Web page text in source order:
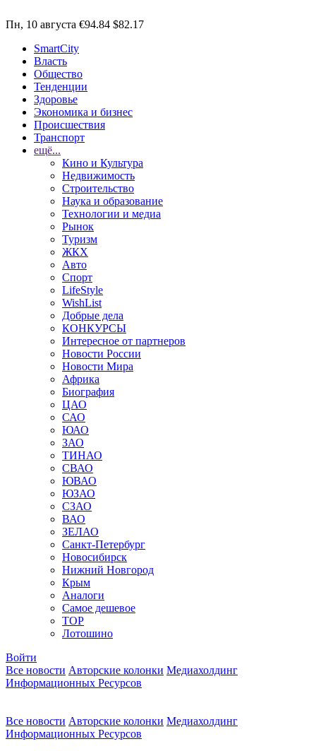
Пн, 10 августа €94.84 $82.17
SmartCity
Власть
Общество
Тенденции
Здоровье
Экономика и бизнес
Происшествия
Транспорт
ещё...
Кино и Культура
Недвижимость
Строительство
Наука и образование
Технологии и медиа
Рынок
Туризм
ЖКХ
Авто
Спорт
LifeStyle
WishList
Добрые дела
КОНКУРСЫ
Интересное от партнеров
Новости России
Новости Мира
Африка
Биография
ЦАО
САО
ЮАО
ЗАО
ТИНАО
СВАО
ЮВАО
ЮЗАО
СЗАО
ВАО
ЗЕЛАО
Санкт-Петербург
Новосибирск
Нижний Новгород
Крым
Аналоги
Самое дешевое
TOP
Лотошино
Войти
Все новости Авторские колонки Медиахолдинг
Информационных Ресурсов
Все новости Авторские колонки Медиахолдинг
Информационных Ресурсов